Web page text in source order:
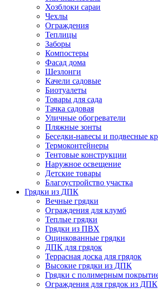
Хозблоки сараи
Чехлы
Ограждения
Теплицы
Заборы
Компостеры
Фасад дома
Шезлонги
Качели садовые
Биотуалеты
Товары для сада
Тачка садовая
Уличные обогреватели
Пляжные зонты
Беседки-навесы и подвесные
Термоконтейнеры
Тентовые конструкции
Наружное освещение
Детские товары
Благоустройство участка
Грядки из ДПК
Вечные грядки
Ограждения для клумб
Теплые грядки
Грядки из ПВХ
Оцинкованные грядки
ДПК для грядок
Террасная доска для грядок
Высокие грядки из ДПК
Грядки с полимерным
Ограждения для грядок из ДПК